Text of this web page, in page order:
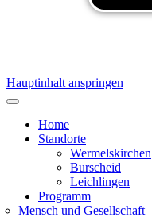
Hauptinhalt anspringen
Home
Standorte
Wermelskirchen
Burscheid
Leichlingen
Programm
Mensch und Gesellschaft